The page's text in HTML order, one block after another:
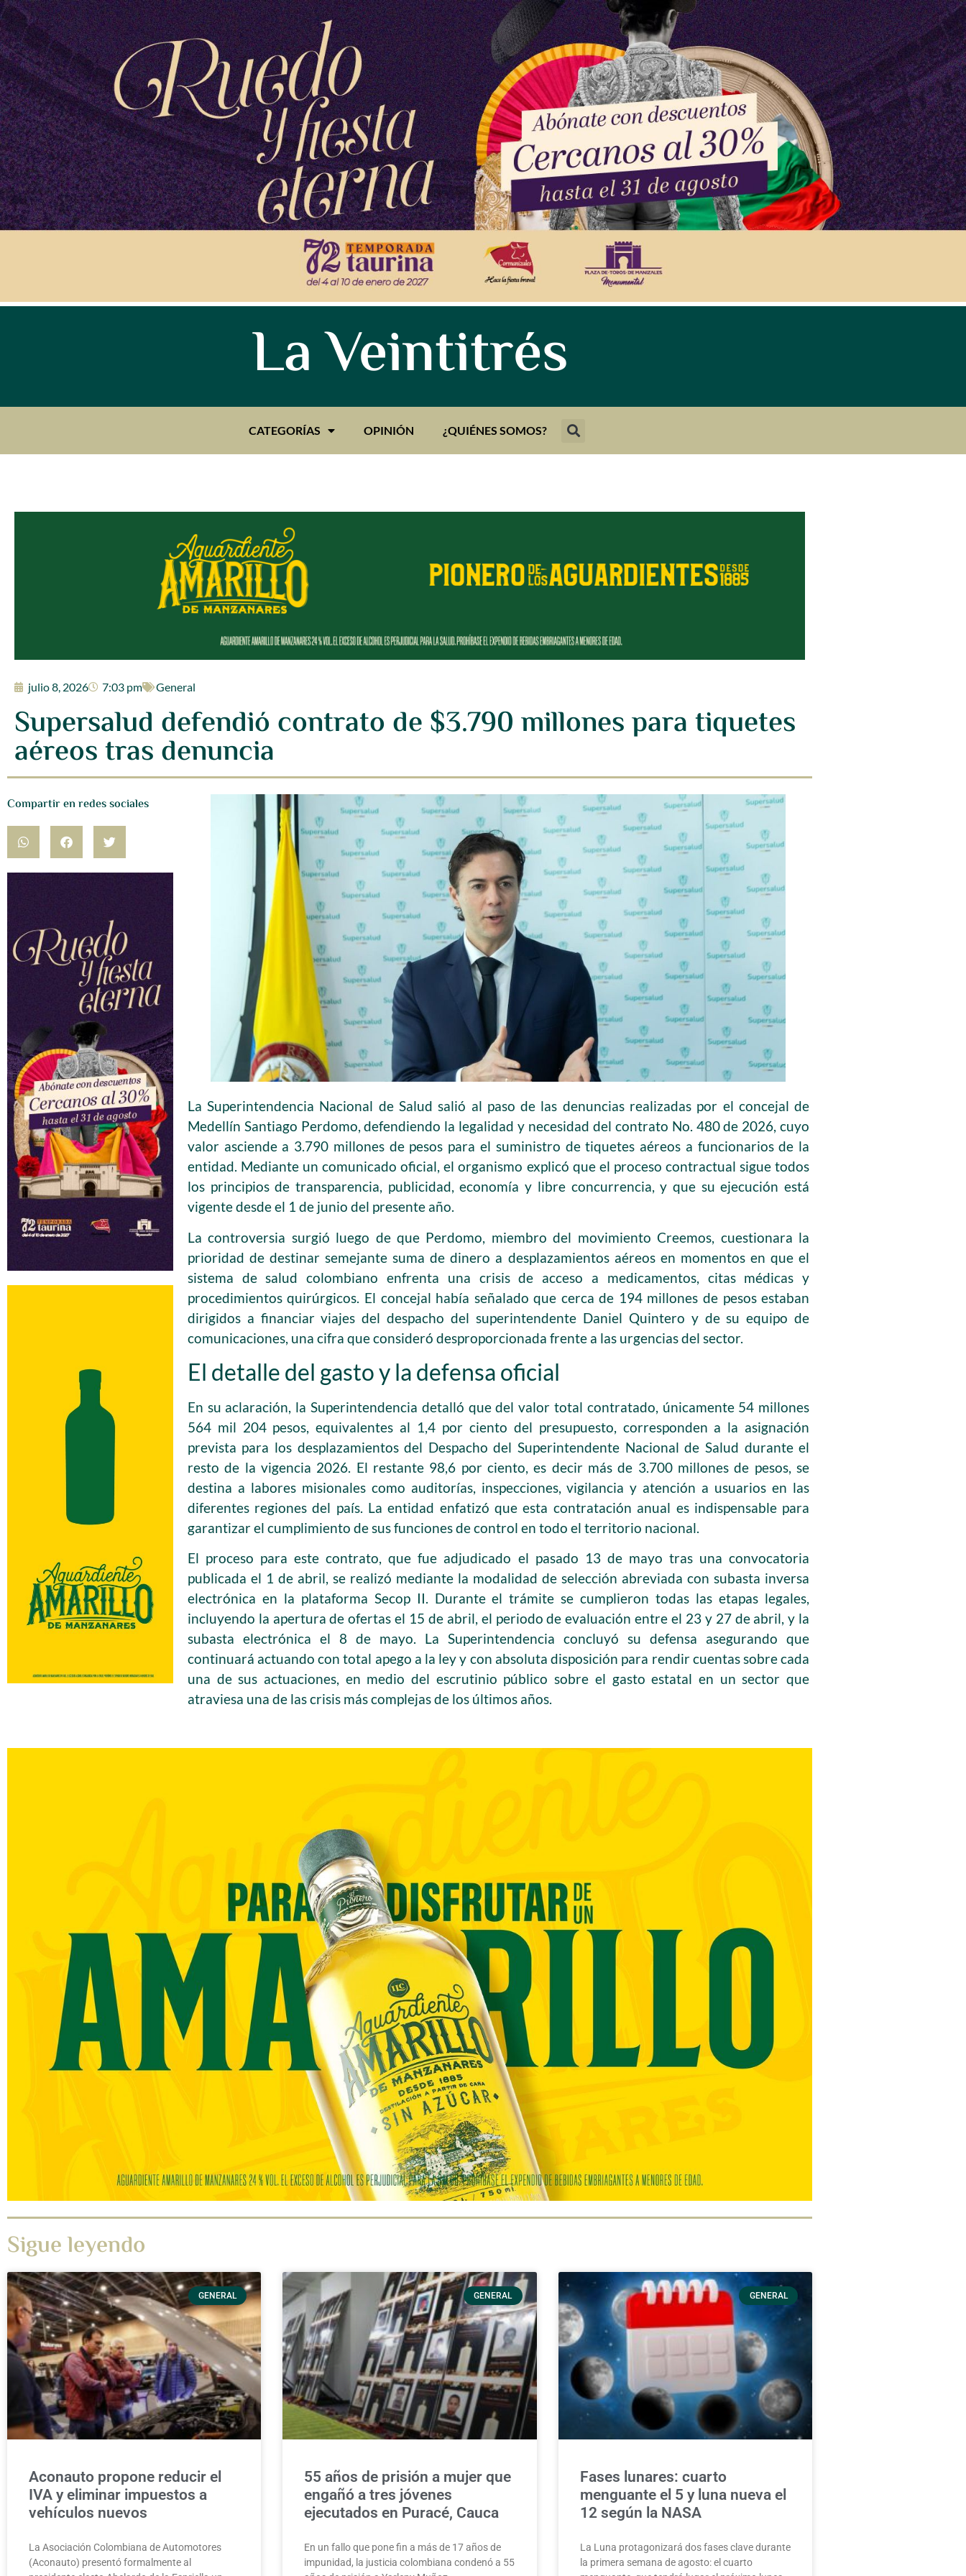
La Veintitrés
CATEGORÍAS OPINIÓN ¿QUIÉNES SOMOS?
julio 8, 2026 7:03 pm General
Supersalud defendió contrato de $3.790 millones para tiquetes
aéreos tras denuncia
Compartir en redes sociales
La Superintendencia Nacional de Salud salió al paso de las denuncias realizadas por el concejal de
Medellín Santiago Perdomo, defendiendo la legalidad y necesidad del contrato No. 480 de 2026, cuyo
valor asciende a 3.790 millones de pesos para el suministro de tiquetes aéreos a funcionarios de la
entidad. Mediante un comunicado oficial, el organismo explicó que el proceso contractual sigue todos
los principios de transparencia, publicidad, economía y libre concurrencia, y que su ejecución está
vigente desde el 1 de junio del presente año.
La controversia surgió luego de que Perdomo, miembro del movimiento Creemos, cuestionara la
prioridad de destinar semejante suma de dinero a desplazamientos aéreos en momentos en que el
sistema de salud colombiano enfrenta una crisis de acceso a medicamentos, citas médicas y
procedimientos quirúrgicos. El concejal había señalado que cerca de 194 millones de pesos estaban
dirigidos a financiar viajes del despacho del superintendente Daniel Quintero y de su equipo de
comunicaciones, una cifra que consideró desproporcionada frente a las urgencias del sector.
El detalle del gasto y la defensa oficial
En su aclaración, la Superintendencia detalló que del valor total contratado, únicamente 54 millones
564 mil 204 pesos, equivalentes al 1,4 por ciento del presupuesto, corresponden a la asignación
prevista para los desplazamientos del Despacho del Superintendente Nacional de Salud durante el
resto de la vigencia 2026. El restante 98,6 por ciento, es decir más de 3.700 millones de pesos, se
destina a labores misionales como auditorías, inspecciones, vigilancia y atención a usuarios en las
diferentes regiones del país. La entidad enfatizó que esta contratación anual es indispensable para
garantizar el cumplimiento de sus funciones de control en todo el territorio nacional.
El proceso para este contrato, que fue adjudicado el pasado 13 de mayo tras una convocatoria
publicada el 1 de abril, se realizó mediante la modalidad de selección abreviada con subasta inversa
electrónica en la plataforma Secop II. Durante el trámite se cumplieron todas las etapas legales,
incluyendo la apertura de ofertas el 15 de abril, el periodo de evaluación entre el 23 y 27 de abril, y la
subasta electrónica el 8 de mayo. La Superintendencia concluyó su defensa asegurando que
continuará actuando con total apego a la ley y con absoluta disposición para rendir cuentas sobre cada
una de sus actuaciones, en medio del escrutinio público sobre el gasto estatal en un sector que
atraviesa una de las crisis más complejas de los últimos años.
Sigue leyendo
GENERAL
Aconauto propone reducir el
IVA y eliminar impuestos a
vehículos nuevos
La Asociación Colombiana de Automotores
(Aconauto) presentó formalmente al
GENERAL
55 años de prisión a mujer que
engañó a tres jóvenes
ejecutados en Puracé, Cauca
En un fallo que pone fin a más de 17 años de
impunidad, la justicia colombiana condenó a 55
GENERAL
Fases lunares: cuarto
menguante el 5 y luna nueva el
12 según la NASA
La Luna protagonizará dos fases clave durante
la primera semana de agosto: el cuarto